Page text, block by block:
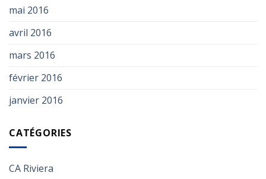
mai 2016
avril 2016
mars 2016
février 2016
janvier 2016
CATÉGORIES
CA Riviera